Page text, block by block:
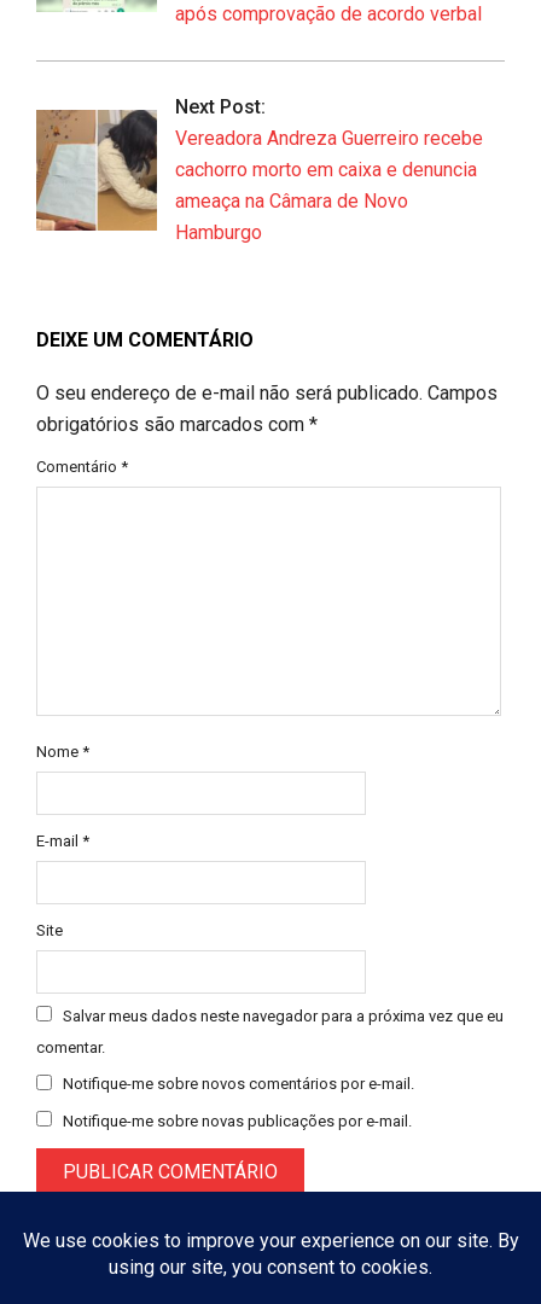
após comprovação de acordo verbal
Next Post:
Vereadora Andreza Guerreiro recebe
cachorro morto em caixa e denuncia
ameaça na Câmara de Novo
Hamburgo
DEIXE UM COMENTÁRIO
O seu endereço de e-mail não será publicado. Campos
obrigatórios são marcados com *
Comentário *
Nome *
E-mail *
Site
Salvar meus dados neste navegador para a próxima vez que eu
comentar.
Notifique-me sobre novos comentários por e-mail.
Notifique-me sobre novas publicações por e-mail.